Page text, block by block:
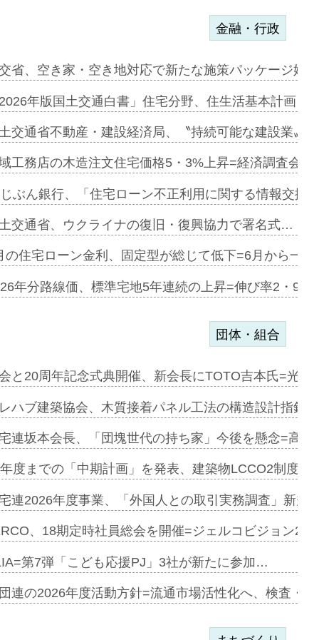
起用…
ミーレキ…
も城南エ…
合型の賃…
ンカフェ…
協業=お互…
コリビング…
る2階建…
金融・行政
省、空き家・空き地対応で新たな施策パッケージ始
年版国土交通白書」住宅分野、住生活基本計画を
交通省不動産・建設経済局、〝持続可能な建設業〟
工務店の木造注文住宅価格5・3%上昇=経済調査会
ぶん銀行、「住宅ローン不正利用に関する情報交換
交通省、ウクライナの復旧・復興協力で署名式…
の住宅ローン金利、固定型が総じて低下=6月から一
年分路線価、標準宅地5年連続の上昇=伸び率2・
加=リンナ…
見込む=…
開始=三協…
分譲M専用…
団体・組合
と20周年記念式典開催、新会長にTOTO吉本氏=光
ハブ建築協会、木質接着パネル工法の構造設計指針
連坂本会長、「団塊世代の持ち家」今後を懸念=高
度までの「中期計画」を発表、建築物LCCO2制度
連2026年度事業、「外国人との取引実務調査」新規
、18期定時社員総会を開催=ジェルコビジョン
第7弾「こども応援PJ」3社が新たに参加…
連の2026年度活動方針=流通市場活性化へ、検査・